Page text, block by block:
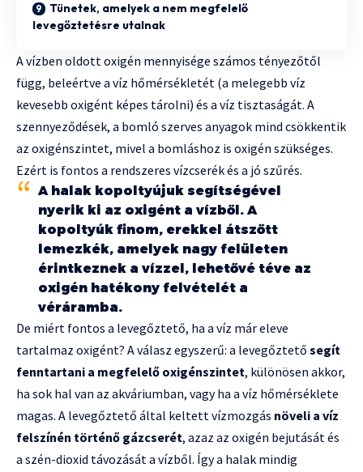
Tünetek, amelyek a nem megfelelő
levegőztetésre utalnak
A vízben oldott oxigén mennyisége számos tényezőtől
függ, beleértve a víz hőmérsékletét (a melegebb víz
kevesebb oxigént képes tárolni) és a víz tisztaságát. A
szennyeződések, a bomló szerves anyagok mind csökkentik
az oxigénszintet, mivel a bomláshoz is oxigén szükséges.
Ezért is fontos a rendszeres vízcserék és a jó szűrés.
A halak kopoltyújuk segítségével
nyerik ki az oxigént a vízből. A
kopoltyúk finom, erekkel átszőtt
lemezkék, amelyek nagy felületen
érintkeznek a vízzel, lehetővé téve az
oxigén hatékony felvételét a
véráramba.
De miért fontos a levegőztető, ha a víz már eleve
tartalmaz oxigént? A válasz egyszerű: a levegőztető segít
fenntartani a megfelelő oxigénszintet, különösen akkor,
ha sok hal van az akváriumban, vagy ha a víz hőmérséklete
magas. A levegőztető által keltett vízmozgás növeli a víz
felszínén történő gázcserét, azaz az oxigén bejutását és
a szén-dioxid távozását a vízből. Így a halak mindig